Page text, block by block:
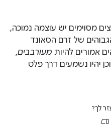
מסוימים יש עוצמה נמוכה,
של זרם הסאונד
אמורים להיות מעורבבים,
יהיו נשמעים דרך פלט
לך?